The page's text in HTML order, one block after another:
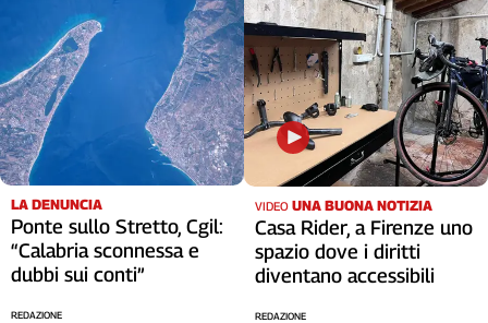
LA DENUNCIA
Ponte sullo Stretto, Cgil:
“Calabria sconnessa e
dubbi sui conti”
REDAZIONE
VIDEO UNA BUONA NOTIZIA
Casa Rider, a Firenze uno
spazio dove i diritti
diventano accessibili
REDAZIONE